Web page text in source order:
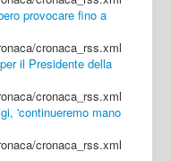
provocare fino a
cronaca_rss.xml
il Presidente della
cronaca_rss.xml
'continueremo mano
cronaca_rss.xml